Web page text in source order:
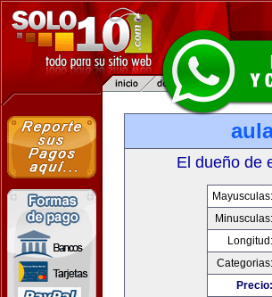
El dueño de
Mayusculas:
Minusculas:
Longitud:
Categorias:
Precio: